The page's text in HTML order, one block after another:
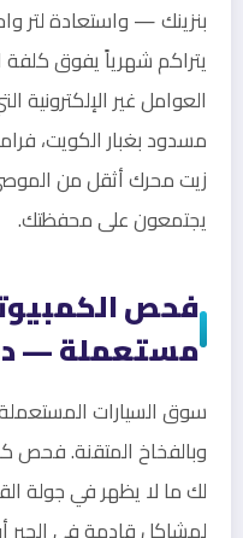
بنزينك — واستعادة لتر
يتراكم شهرياً يفوق
العوامل غير الإلكترونية
مسدود بغبار الكويت،
زيت محرك أثقل من
يجتمعون على محفظتك.
فحص
مستعملة —
سوق السيارات
وبالفخاخ المتقنة. فحص
لك ما لا يظهر في جولة
لمشاكل قادمة في الجير